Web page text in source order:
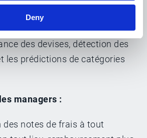
Deny
et répartition en sous-
des devises, détection des
les prédictions de catégories
managers :
des notes de frais à tout